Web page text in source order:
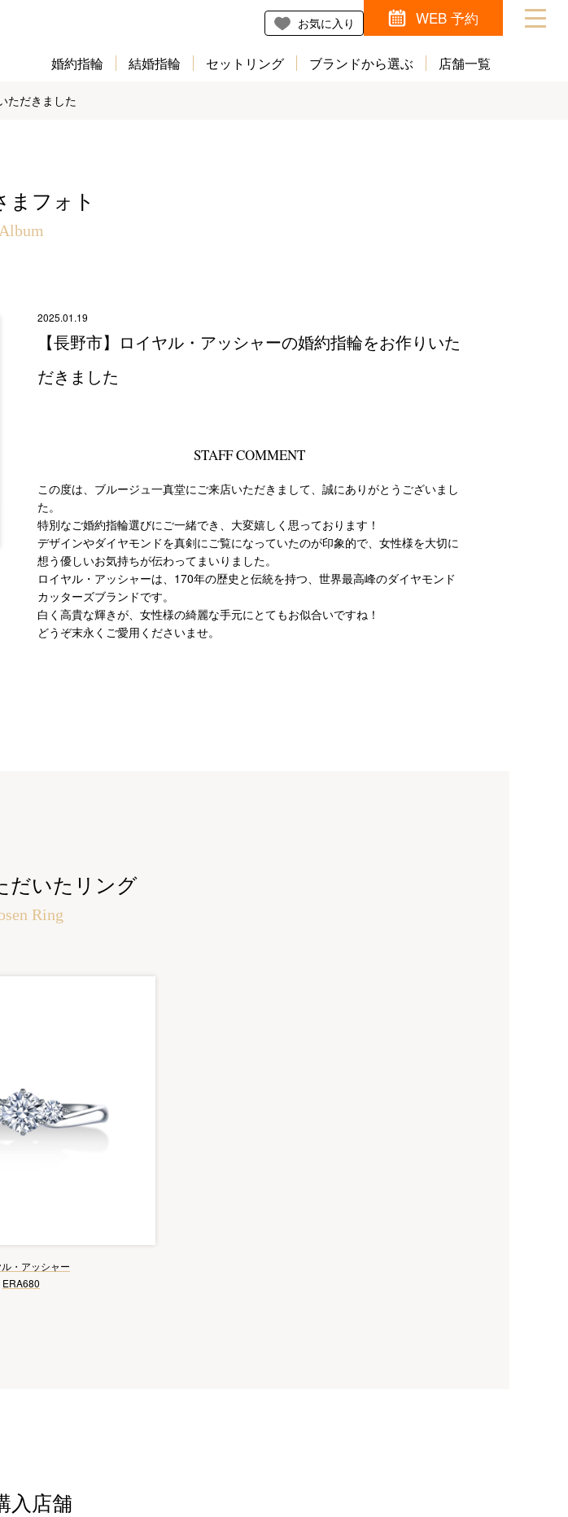
お気に入り WEB 予約
婚約指輪 結婚指輪 セットリング ブランドから選ぶ 店舗一覧
ただきました
まフォト
Album
2025.01.19
【長野市】ロイヤル・アッシャーの婚約指輪をお作りいた
だきました
STAFF COMMENT
この度は、ブルージュ一真堂にご来店いただきまして、誠にありがとうございまし
た。
特別なご婚約指輪選びにご一緒でき、大変嬉しく思っております！
デザインやダイヤモンドを真剣にご覧になっていたのが印象的で、女性様を大切に
想う優しいお気持ちが伝わってまいりました。
ロイヤル・アッシャーは、170年の歴史と伝統を持つ、世界最高峰のダイヤモンド
カッターズブランドです。
白く高貴な輝きが、女性様の綺麗な手元にとてもお似合いですね！
どうぞ末永くご愛用くださいませ。
だいたリング
Ring
・アッシャー
ERA680
入店舗